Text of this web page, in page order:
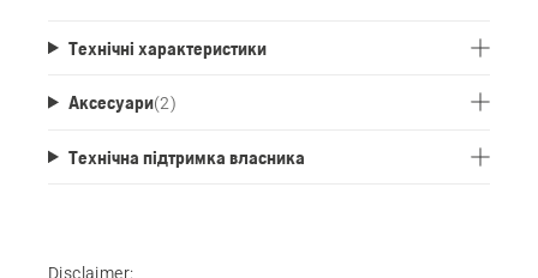
Технічні характеристики
Аксесуари(2)
Технічна підтримка власника
Disclaimer: